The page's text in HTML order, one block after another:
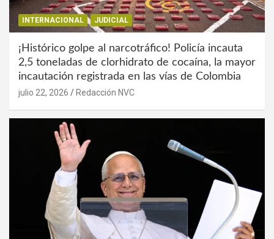
INTERNACIONAL JUDICIAL
¡Histórico golpe al narcotráfico! Policía incauta
2,5 toneladas de clorhidrato de cocaína, la mayor
incautación registrada en las vías de Colombia
julio 22, 2026 Redacción NVC